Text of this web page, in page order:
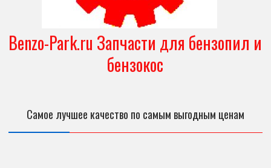
Benzo-Park.ru Запчасти для бензопил и
бензокос
Самое лучшее качество по самым выгодным ценам